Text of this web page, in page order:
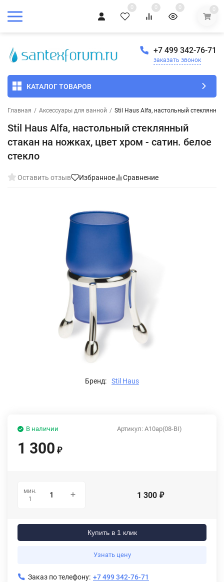
0 0 0 0
+7 499 342-76-71
заказать звонок
КАТАЛОГ ТОВАРОВ
Главная / Аксессуары для ванной / Stil Haus Alfa, настольный
Stil Haus Alfa, настольный стеклянный
стакан на ножках, цвет хром - сатин. белое
стекло
Оставить отзыв Избранное Сравнение
Бренд: Stil Haus
Артикул: A10ap(08-BI)
В наличии
1 300 ₽
мин.
1
1 300 ₽
Купить в 1 клик
Узнать цену
Заказ по телефону: +7 499 342-76-71